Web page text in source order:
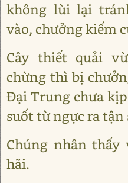
không lùi lại
vào, chưởng kiếm
Cây thiết quải
chừng thì bị
Đại Trung chưa
suốt từ ngực ra tận
Chúng nhân
hãi.